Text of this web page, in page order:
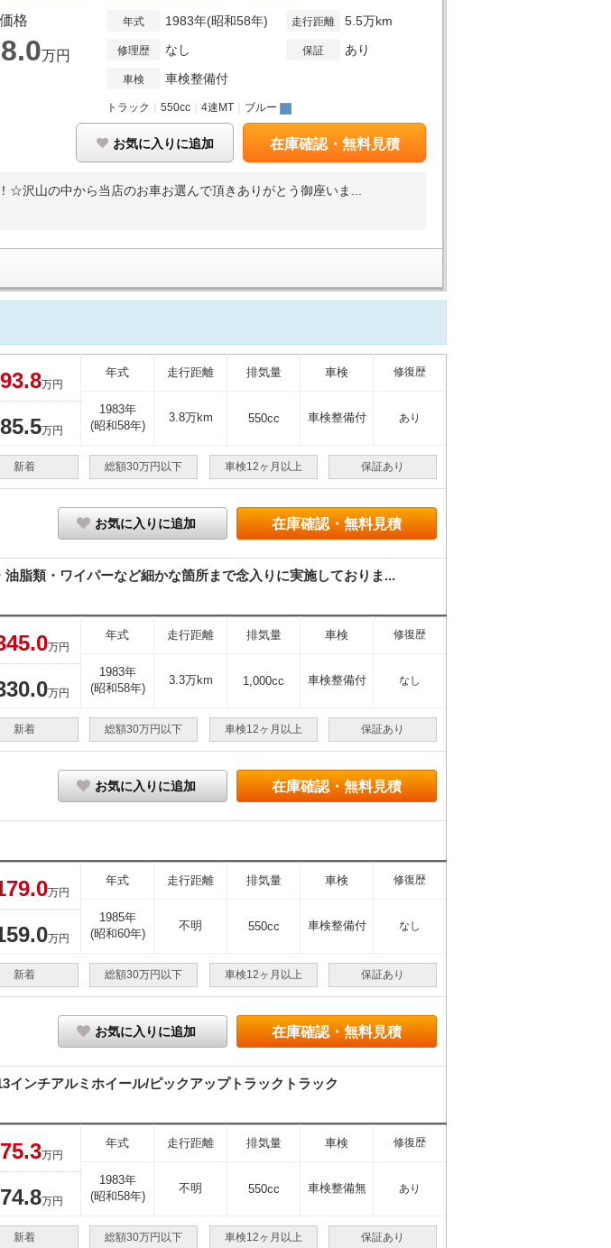
格
0万円
年式 1983年(昭和58年)
修理歴 なし
車検 車検整備付
走行距離 5.5万km
保証 あり
トラック 550cc 4速MT ブルー
お気に入りに追加 在庫確認・無料見積
沢山の中から当店のお車お選んで頂きありがとう御座いま...
93.8万円
85.5万円
年式 走行距離 排気量 車検 修復歴
1983年
(昭和58年)
3.8万km 550cc 車検整備付 あり
新着 総額30万円以下 車検12ヶ月以上 保証あり
在庫確認・無料見積
お気に入りに追加
脂類・ワイパーなど細かな箇所まで念入りに実施しておりま...
0万円
0万円
年式 走行距離 排気量 車検 修復歴
1983年
(昭和58年)
3.3万km 1,000cc 車検整備付 なし
新着 総額30万円以下 車検12ヶ月以上 保証あり
在庫確認・無料見積
お気に入りに追加
0万円
0万円
年式 走行距離 排気量 車検 修復歴
1985年
(昭和60年)
不明 550cc 車検整備付 なし
新着 総額30万円以下 車検12ヶ月以上 保証あり
在庫確認・無料見積
お気に入りに追加
ンチアルミホイール/ピックアップトラックトラック
75.3万円
74.8万円
年式 走行距離 排気量 車検 修復歴
1983年
(昭和58年)
不明 550cc 車検整備無 あり
新着 総額30万円以下 車検12ヶ月以上 保証あり